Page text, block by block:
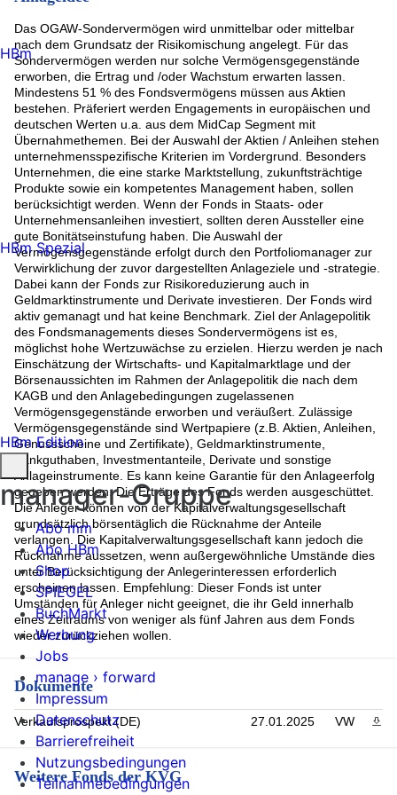
Banco Santander S.A. (1.1%)
SCHNEIDER ELECTRIC SA (1.05%)
1 7/8 ENEL PERP (1.04%)
GERRESHEIMER AG (1.02%)
Vonovia (1.01%)
Amazon.com (1%)
Barclays (1%)
Rest (50.33%)
Das OGAW-Sondervermögen wird unmittelbar oder mittelbar
nach dem Grundsatz der Risikomischung angelegt. Für das
Sondervermögen werden nur solche Vermögensgegenstände
erworben, die Ertrag und /oder Wachstum erwarten lassen.
Mindestens 51 % des Fondsvermögens müssen aus Aktien
bestehen. Präferiert werden Engagements in europäischen und
deutschen Werten u.a. aus dem MidCap Segment mit
Übernahmethemen. Bei der Auswahl der Aktien / Anleihen stehen
unternehmensspezifische Kriterien im Vordergrund. Besonders
Unternehmen, die eine starke Marktstellung, zukunftsträchtige
Produkte sowie ein kompetentes Management haben, sollen
berücksichtigt werden. Wenn der Fonds in Staats- oder
Unternehmensanleihen investiert, sollten deren Aussteller eine
gute Bonitätseinstufung haben. Die Auswahl der
Vermögensgegenstände erfolgt durch den Portfoliomanager zur
Verwirklichung der zuvor dargestellten Anlageziele und -strategie.
Dabei kann der Fonds zur Risikoreduzierung auch in
Geldmarktinstrumente und Derivate investieren. Der Fonds wird
aktiv gemanagt und hat keine Benchmark. Ziel der Anlagepolitik
des Fondsmanagements dieses Sondervermögens ist es,
möglichst hohe Wertzuwächse zu erzielen. Hierzu werden je nach
Einschätzung der Wirtschafts- und Kapitalmarktlage und der
Börsenaussichten im Rahmen der Anlagepolitik die nach dem
KAGB und den Anlagebedingungen zugelassenen
Vermögensgegenstände erworben und veräußert. Zulässige
Vermögensgegenstände sind Wertpapiere (z.B. Aktien, Anleihen,
Genussscheine und Zertifikate), Geldmarktinstrumente,
Bankguthaben, Investmentanteile, Derivate und sonstige
Anlageinstrumente. Es kann keine Garantie für den Anlageerfolg
gegeben werden. Die Erträge des Fonds werden ausgeschüttet.
Die Anleger können von der Kapitalverwaltungsgesellschaft
grundsätzlich börsentäglich die Rücknahme der Anteile
verlangen. Die Kapitalverwaltungsgesellschaft kann jedoch die
Rücknahme aussetzen, wenn außergewöhnliche Umstände dies
unter Berücksichtigung der Anlegerinteressen erforderlich
erscheinen lassen. Empfehlung: Dieser Fonds ist unter
Umständen für Anleger nicht geeignet, die ihr Geld innerhalb
eines Zeitraums von weniger als fünf Jahren aus dem Fonds
wieder zurückziehen wollen.
Dokumente
Verkaufsprospekt (DE) 27.01.2025 VW
Weitere Fonds der KVG
HBm
HBm Spezial
HBm Edition
manager-Gruppe
Abo mm
Abo HBm
Shop
SPIEGEL
BuchMarkt
Werbung
Jobs
manage › forward
Impressum
Datenschutz
Barrierefreiheit
Nutzungsbedingungen
Teilnahmebedingungen